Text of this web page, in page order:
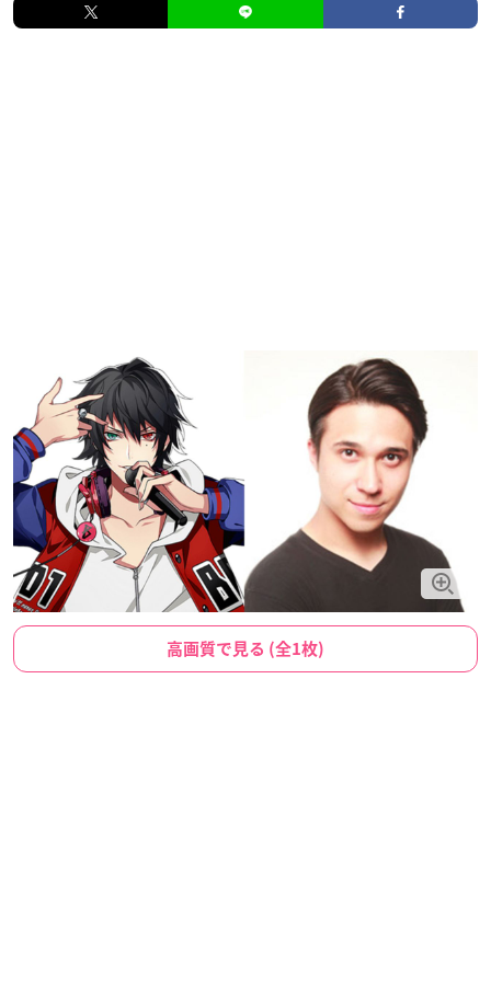
高画質で見る (全1枚)